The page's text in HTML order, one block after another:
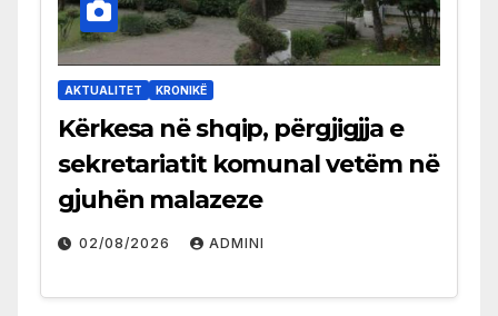
AKTUALITET KRONIKË
Kërkesa në shqip, përgjigjja e
sekretariatit komunal vetëm në
gjuhën malazeze
02/08/2026 ADMINI